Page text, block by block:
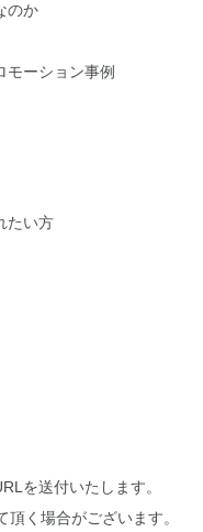
のか
モーション事例
たい方
を送付いたします。
く場合がございます。